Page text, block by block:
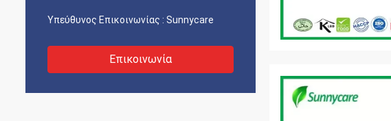
Υπεύθυνος Επικοινωνίας : Sunnycare
Επικοινωνία